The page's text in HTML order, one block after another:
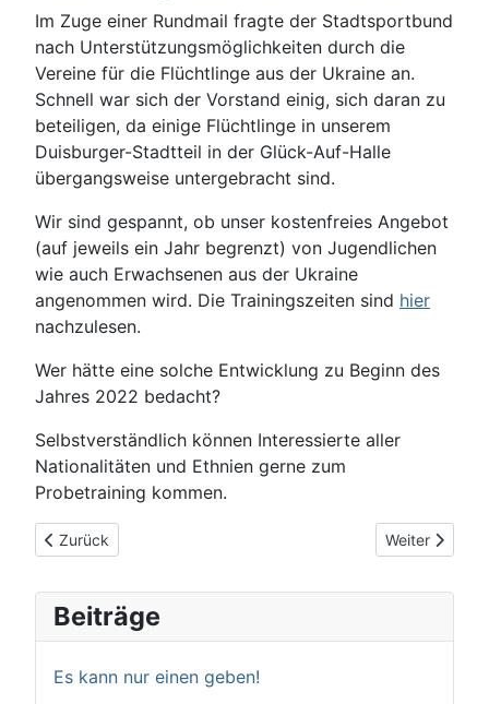
Im Zuge einer Rundmail fragte der Stadtsportbund
nach Unterstützungsmöglichkeiten durch die
Vereine für die Flüchtlinge aus der Ukraine an.
Schnell war sich der Vorstand einig, sich daran zu
beteiligen, da einige Flüchtlinge in unserem
Duisburger-Stadtteil in der Glück-Auf-Halle
übergangsweise untergebracht sind.
Wir sind gespannt, ob unser kostenfreies Angebot
(auf jeweils ein Jahr begrenzt) von Jugendlichen
wie auch Erwachsenen aus der Ukraine
angenommen wird. Die Trainingszeiten sind hier
nachzulesen.
Wer hätte eine solche Entwicklung zu Beginn des
Jahres 2022 bedacht?
Selbstverständlich können Interessierte aller
Nationalitäten und Ethnien gerne zum
Probetraining kommen.
Vorheriger Beitrag: Datenschutzerklärung
Zurück Nächster
Weiter
Beiträge
Es kann nur einen geben!